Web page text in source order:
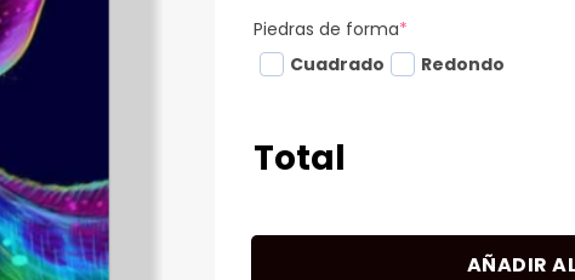
Piedras de forma*
Cuadrado
Redondo
Total
AÑADIR